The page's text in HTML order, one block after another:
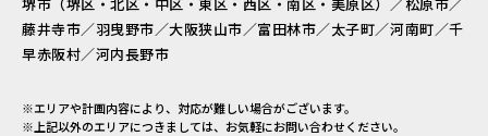
藤井寺市／羽曳野市／大阪狭山市／富田林市／太子町／河南町／千
早赤阪村／河内長野市
※エリアや計画内容により、対応が難しい場合がございます。
※上記以外のエリアにつきましては、お気軽にお問い合わせください。